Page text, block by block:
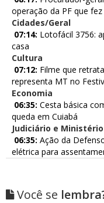
operação da PF que fez
Cidades/Geral
07:14: Lotofácil 3756:
casa
Cultura
07:12: Filme que
representa MT no
Economia
06:35: Cesta básica
queda em Cuiabá
Judiciário e
06:35: Ação da
elétrica para
Você se